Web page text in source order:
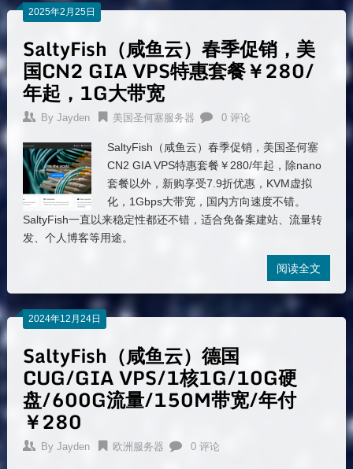
2025年2月25日
SaltyFish（咸鱼云）春季促销，美
国CN2 GIA VPS特惠套餐￥280/
年起，1G大带宽
By Jayden 美国圣何塞服务器 0 评论
SaltyFish（咸鱼云）春季促销，美国圣何塞
CN2 GIA VPS特惠套餐￥280/年起，除nano
套餐以外，新购享受7.9折优惠，KVM虚拟
化，1Gbps大带宽，国内方向速度不错。
SaltyFish一直以来稳定性都还不错，适合免备案建站、流量转
发、个人博客等用途。
阅读全文
2024年12月24日
SaltyFish（咸鱼云）德国
CUG/GIA VPS/1核1G/10G硬
盘/600G流量/150M带宽/年付
￥280
By Jayden 欧洲服务器 0 评论